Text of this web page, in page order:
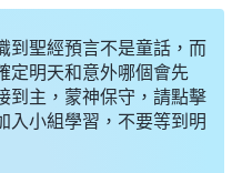
到聖經預言不是童話，而
定明天和意外哪個會先
到主，蒙神保守，請點擊
小組學習，不要等到明